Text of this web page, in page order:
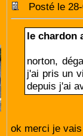
Posté le
le chardon
norton,
j'ai pris un
depuis j'ai
ok merci je